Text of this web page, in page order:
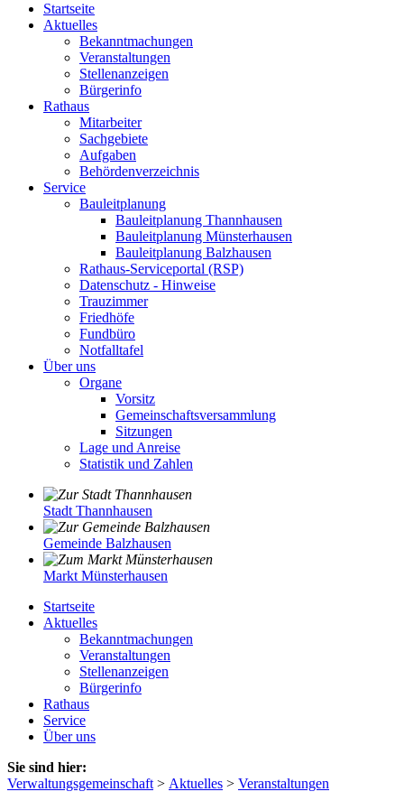
Startseite
Aktuelles
Bekanntmachungen
Veranstaltungen
Stellenanzeigen
Bürgerinfo
Rathaus
Mitarbeiter
Sachgebiete
Aufgaben
Behördenverzeichnis
Service
Bauleitplanung
Bauleitplanung Thannhausen
Bauleitplanung Münsterhausen
Bauleitplanung Balzhausen
Rathaus-Serviceportal (RSP)
Datenschutz - Hinweise
Trauzimmer
Friedhöfe
Fundbüro
Notfalltafel
Über uns
Organe
Vorsitz
Gemeinschaftsversammlung
Sitzungen
Lage und Anreise
Statistik und Zahlen
Stadt Thannhausen
Gemeinde Balzhausen
Markt Münsterhausen
Startseite
Aktuelles
Bekanntmachungen
Veranstaltungen
Stellenanzeigen
Bürgerinfo
Rathaus
Service
Über uns
Sie sind hier:
Verwaltungsgemeinschaft > Aktuelles > Veranstaltungen